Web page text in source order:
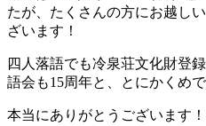
たが、たくさんの方にお越し
ざいます！
四人落語でも冷泉荘文化財登
語会も15周年と、とにかくめ
本当にありがとうございます！